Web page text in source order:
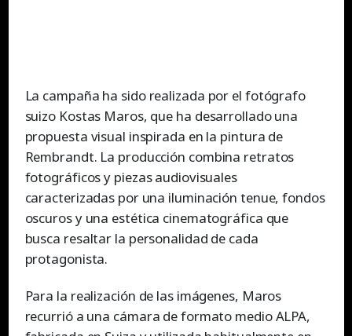
La campaña ha sido realizada por el fotógrafo
suizo Kostas Maros, que ha desarrollado una
propuesta visual inspirada en la pintura de
Rembrandt. La producción combina retratos
fotográficos y piezas audiovisuales
caracterizadas por una iluminación tenue, fondos
oscuros y una estética cinematográfica que
busca resaltar la personalidad de cada
protagonista.
Para la realización de las imágenes, Maros
recurrió a una cámara de formato medio ALPA,